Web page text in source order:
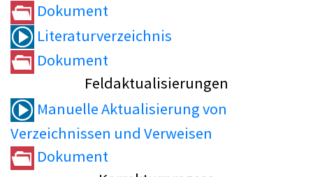
Dokument
Literaturverzeichnis
Dokument
Feldaktualisierungen
Manuelle Aktualisierung von
Verzeichnissen und Verweisen
Dokument